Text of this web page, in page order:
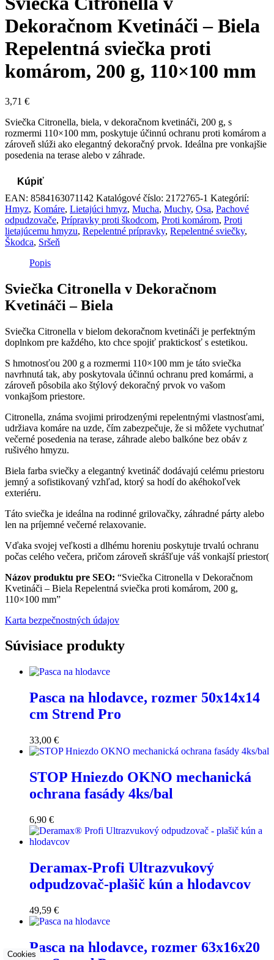
Dekoračnom Kvetináči – Biela
Repelentná sviečka proti
komárom, 200 g, 110×100 mm
3,71 €
Sviečka Citronella, biela, v dekoračnom kvetináči, 200 g, s
rozmermi 110×100 mm, poskytuje účinnú ochranu proti komárom a
zároveň slúži ako elegantný dekoračný prvok. Ideálna pre vonkajšie
posedenia na terase alebo v záhrade.
Kúpiť
EAN: 8584163071142 Katalógové číslo: 2172765-1 Kategórií:
Hmyz, Komáre, Lietajúci hmyz, Mucha, Muchy, Osa, Pachové
odpudzovače, Prípravky proti škodcom, Proti komárom, Proti
lietajúcemu hmyzu, Repelentné prípravky, Repelentné sviečky,
Škodca, Sršeň
Popis
Sviečka Citronella v Dekoračnom
Kvetináči – Biela
Sviečka Citronella v bielom dekoračnom kvetináči je perfektným
doplnkom pre každého, kto chce spojiť praktickosť s estetikou.
S hmotnosťou 200 g a rozmermi 110×100 mm je táto sviečka
navrhnutá tak, aby poskytovala účinnú ochranu pred komármi, a
zároveň pôsobila ako štýlový dekoračný prvok vo vašom
vonkajšom priestore.
Citronella, známa svojimi prirodzenými repelentnými vlastnosťami,
udržiava komáre na uzde, čím zabezpečuje, že si môžete vychutnať
večerné posedenia na terase, záhrade alebo balkóne bez obáv z
rušivého hmyzu.
Biela farba sviečky a elegantný kvetináč dodávajú celému priestoru
jemný a sofistikovaný vzhľad, ktorý sa hodí do akéhokoľvek
exteriéru.
Táto sviečka je ideálna na rodinné grilovačky, záhradné párty alebo
len na príjemné večerné relaxovanie.
Vďaka svojej veľkosti a dlhému horeniu poskytuje trvalú ochranu
počas celého večera, pričom zároveň skrášľuje váš vonkajší priestor​(
Názov produktu pre SEO: “Sviečka Citronella v Dekoračnom
Kvetináči – Biela Repelentná sviečka proti komárom, 200 g,
110×100 mm”
Karta bezpečnostných údajov
Súvisiace produkty
Pasca na hlodavce, rozmer 50x14x14
cm Strend Pro
33,00 €
STOP Hniezdo OKNO mechanická
ochrana fasády 4ks/bal
6,90 €
Deramax-Profi Ultrazvukový
odpudzovač-plašič kún a hlodavcov
49,59 €
Pasca na hlodavce, rozmer 63x16x20
Cookies